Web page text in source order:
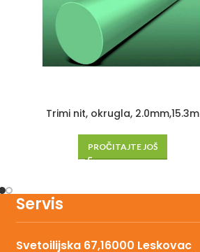
Trimi nit, okrugla, 2.0mm,15.3m
PROČITAJTE JOŠ
Servis
Svetoilijska 67,16000 Leskovac